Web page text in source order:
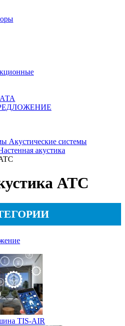
Акустические системы
акустика
ATC
TIS-AIR